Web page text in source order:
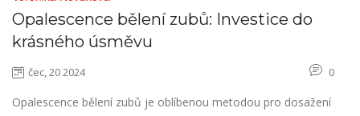
Opalescence bělení zubů: Investice do
krásného úsměvu
čec, 20 2024 0
Opalescence bělení zubů je oblíbenou metodou pro dosažení